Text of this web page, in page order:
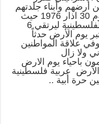
أرضهم وأبناء جلدتهم
وحرضوا الشعب على التظاهر يوم 30 اذار 1976 حيث
عمت المظاهرة جميع الأراضي الفلسطينية ليرتقي 6
يوم الأرض حدثاً
علاقة المواطنين
ولا زال
باحياء يوم الارض
عربية فلسطينية
حرة أبية ..